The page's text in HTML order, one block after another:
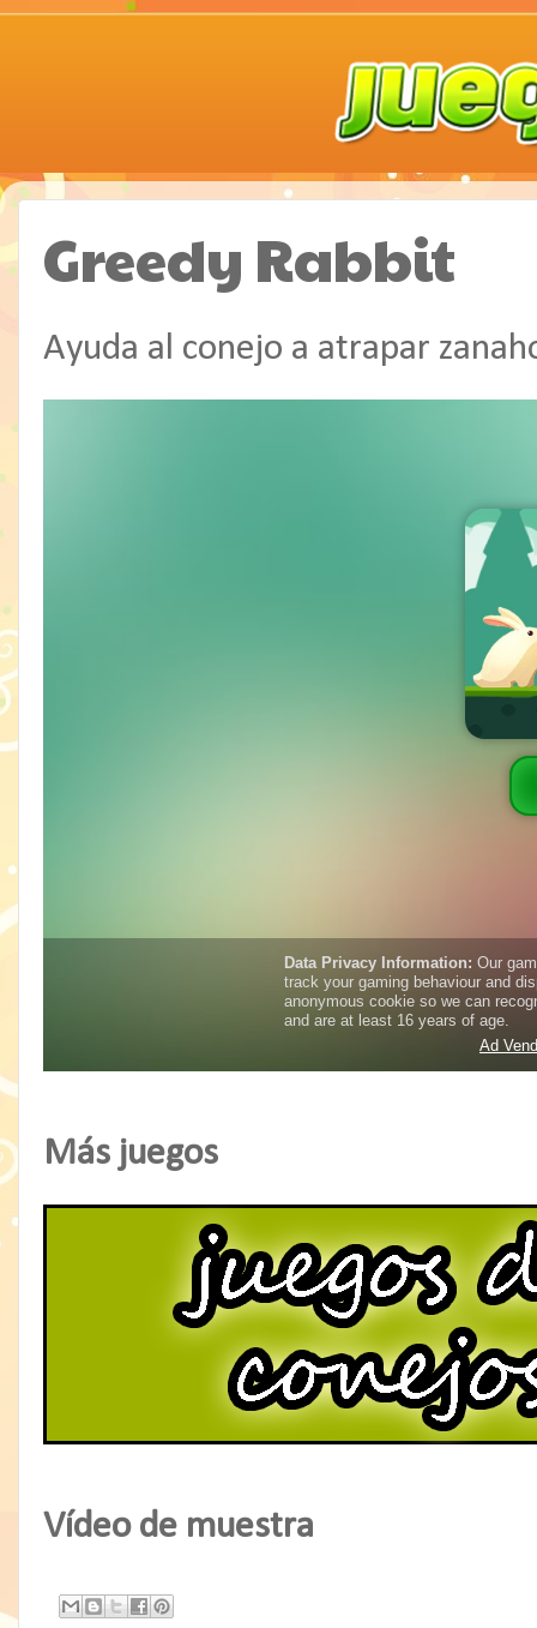
Greedy Rabbit
Ayuda al conejo a atrapar
Más juegos
Vídeo de muestra